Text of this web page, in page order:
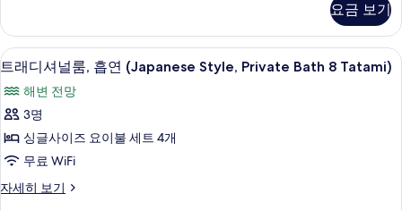
사
진
모
두
보
기
Rock
Open-
Air
Bath
자
세
보
기
요금 보기
트
디
셔
널
흡
트래디셔널룸, 흡연 (Japanese Style,
6
트래디셔널룸, 흡연 (Japanese Style, Private Bath 8 Tatami)
해변 전망
3명
싱글사이즈 요이불 세트 4개
무료 WiFi
자세히 보기
트